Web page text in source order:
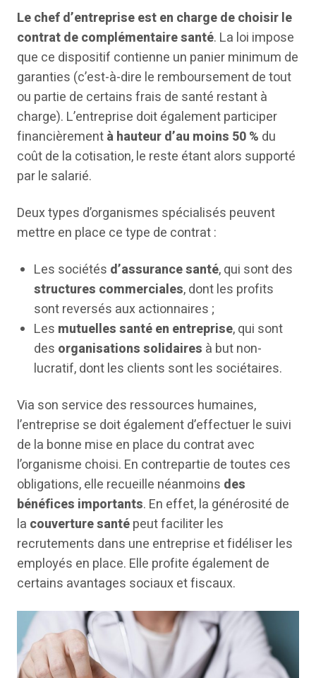
Le chef d’entreprise est en charge de choisir le
contrat de complémentaire santé. La loi impose
que ce dispositif contienne un panier minimum de
garanties (c’est-à-dire le remboursement de tout
ou partie de certains frais de santé restant à
charge). L’entreprise doit également participer
financièrementà hauteur d’au moins 50 % du
coût de la cotisation, le reste étant alors supporté
par le salarié.
Deux types d’organismes spécialisés peuvent
mettre en place ce type de contrat :
Les sociétés d’assurance santé, qui sont des
structures commerciales, dont les profits
sont reversés aux actionnaires ;
Les mutuelles santé en entreprise, qui sont
des organisations solidaires à but non-
lucratif, dont les clients sont les sociétaires.
Via son service des ressources humaines,
l’entreprise se doit également d’effectuer le suivi
de la bonne mise en place du contrat avec
l’organisme choisi. En contrepartie de toutes ces
obligations, elle recueille néanmoins des
bénéfices importants. En effet, la générosité de
la couverture santépeut faciliter les
recrutements dans une entreprise et fidéliser les
employés en place. Elle profite également de
certains avantages sociaux et fiscaux.